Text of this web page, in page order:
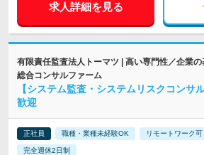
求人詳細を見る
有限責任監査法人トーマツ | 高い専門性／企業
総合コンサルファーム
【システム監査・システムリスクコン
歓迎
正社員 職種・業種未経験OK リモートワーク可
完全週休2日制